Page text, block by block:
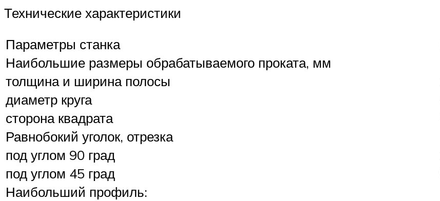
Технические характеристики
Параметры станка
Наибольшие размеры обрабатываемого проката, мм
толщина и ширина полосы
диаметр круга
сторона квадрата
Равнобокий уголок, отрезка
под углом 90 град
под углом 45 град
Наибольший профиль: